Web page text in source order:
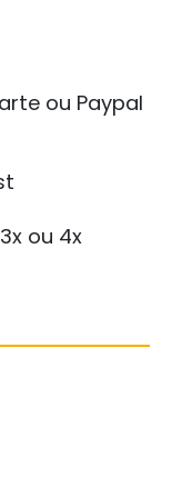
ou Paypal
ou 4x